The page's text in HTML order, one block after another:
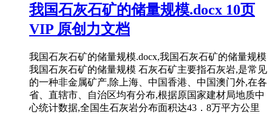
我国石灰石矿的储量规模.docx 10页
VIP 原创力文档
我国石灰石矿的储量规模.docx,我国石灰石矿的储量规模
我国石灰石矿的储量规模 石灰石矿主要指石灰岩,是常见
的一种非金属矿产,除上海、中国香港、中国澳门外,在各
省、直辖市、自治区均有分布,根据原国家建材局地质中
心统计数据,全国生石灰岩分布面积达43．8万平方公里